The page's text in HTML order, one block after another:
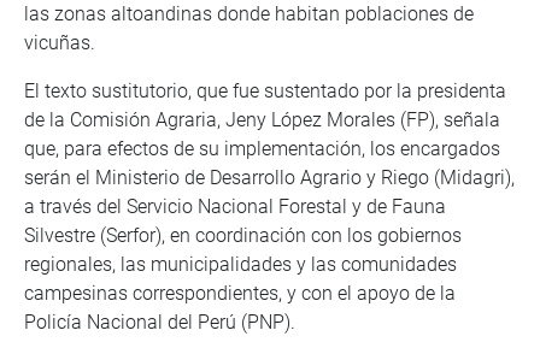
las zonas altoandinas donde habitan poblaciones de
vicuñas.
El texto sustitutorio, que fue sustentado por la presidenta
de la Comisión Agraria, Jeny López Morales (FP), señala
que, para efectos de su implementación, los encargados
serán el Ministerio de Desarrollo Agrario y Riego (Midagri),
a través del Servicio Nacional Forestal y de Fauna
Silvestre (Serfor), en coordinación con los gobiernos
regionales, las municipalidades y las comunidades
campesinas correspondientes, y con el apoyo de la
Policía Nacional del Perú (PNP).